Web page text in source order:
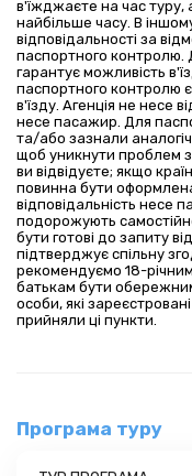
в'їжджаєте на час туру,
найбільше часу. В
відповідальності за
паспортного контролю.
гарантує можливість
паспортного контролю
в'їзду. Агенція не несе
несе пасажир. Для
та/або зазнали
щоб уникнути проблем з
ви відвідуєте; якщо
повинна бути
відповідальність несе
подорожують
бути готові до запиту
підтверджує спільну
рекомендуємо 18-
батькам бути
особи, які
прийняли ці пункти.
Програма туру